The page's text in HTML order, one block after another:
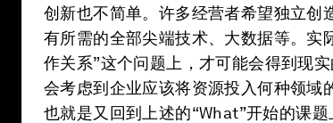
创新也不简单。许多经营者希望独立创
有所需的全部尖端技术、大数据等。实
作关系”这个问题上，才可能会得到现
会考虑到企业应该将资源投入何种领域
也就是又回到上述的“What”开始的课